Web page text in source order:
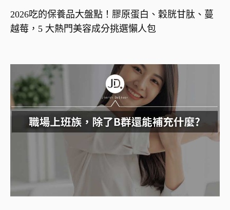
2026吃的保養品大盤點！膠原蛋白、穀胱甘肽、蔓
越莓，5 大熱門美容成分挑選懶人包